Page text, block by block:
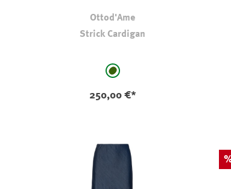
Ottod'Ame
Strick Cardigan
auswählenhell oliv-kaki
250,00 €*